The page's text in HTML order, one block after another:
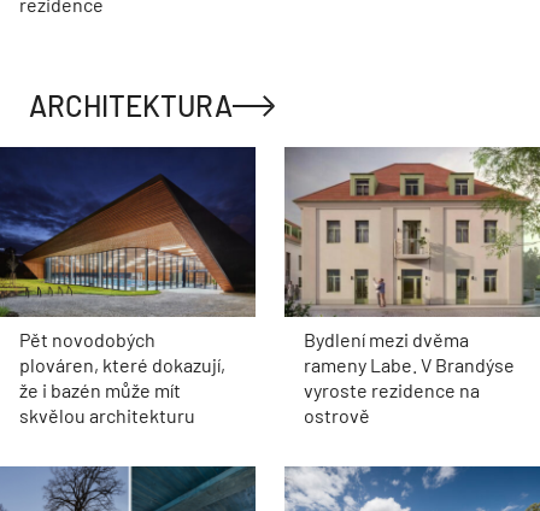
ARCHITEKTURA
Pět novodobých
plováren, které dokazují,
že i bazén může mít
skvělou architekturu
Bydlení mezi dvěma
rameny Labe. V Brandýse
vyroste rezidence na
ostrově